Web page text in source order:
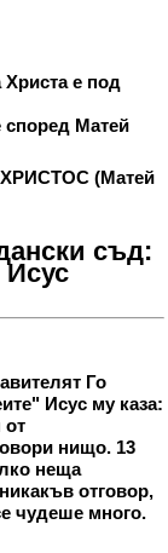
е под
според Матей
(Матей
съд:
Го
Исус му каза:
от
нищо. 13
неща
отговор,
чудеше много.